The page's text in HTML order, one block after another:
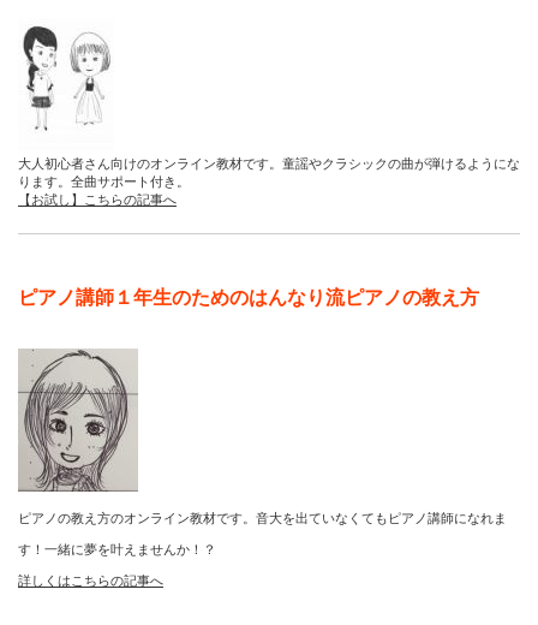
大人初心者さん向けのオンライン教材です。童謡やクラシックの曲が弾けるようにな
ります。全曲サポート付き。
【お試し】こちらの記事へ
ピアノ講師１年生のためのはんなり流ピアノの教え方
ピアノの教え方のオンライン教材です。音大を出ていなくてもピアノ講師になれま
す！一緒に夢を叶えませんか！？
詳しくはこちらの記事へ